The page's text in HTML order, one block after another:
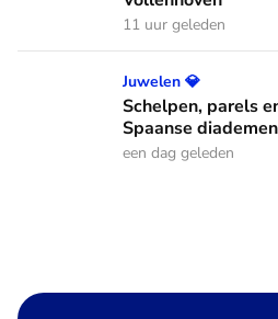
11 uur geleden
Schelpen, parels en bloemen:
Juwelen 💎
Schelpen, parels
Spaanse diademen
een dag geleden